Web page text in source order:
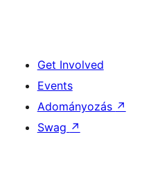
Get Involved
Events
Adományozás ↗
Swag ↗